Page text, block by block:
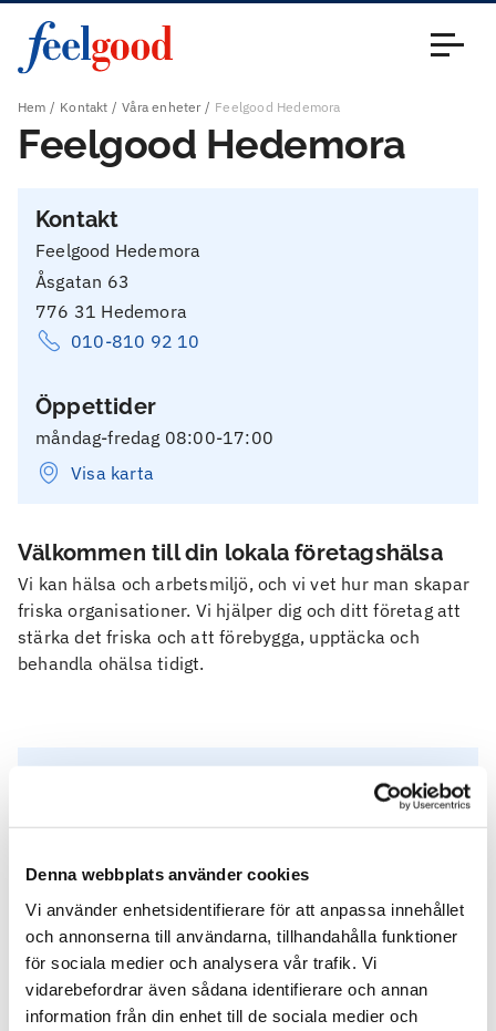
Denna webbplats använder cookies
Vi använder enhetsidentifierare för att anpassa innehållet
och annonserna till användarna, tillhandahålla funktioner
för sociala medier och analysera vår trafik. Vi
vidarebefordrar även sådana identifierare och annan
information från din enhet till de sociala medier och
Hem Kontakt Våra enheter Feelgood Hedemora
Feelgood Hedemora
Kontakt
Feelgood Hedemora
Åsgatan 63
776 31 Hedemora
010-810 92 10
Öppettider
måndag-fredag 08:00-17:00
Visa karta
Välkommen till din lokala företagshälsa
Vi kan hälsa och arbetsmiljö, och vi vet hur man skapar
friska organisationer. Vi hjälper dig och ditt företag att
stärka det friska och att förebygga, upptäcka och
behandla ohälsa tidigt.
Är du eller ditt företag kund hos Feelgood?